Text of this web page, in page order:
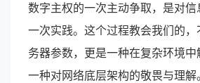
数字主权的一次主动争取，是对
一次实践。这个过程教会我们的
务器参数，更是一种在复杂环境中
一种对网络底层架构的敬畏与理解。